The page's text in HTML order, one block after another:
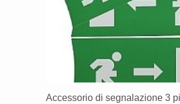
Accessorio di segnalazione 3